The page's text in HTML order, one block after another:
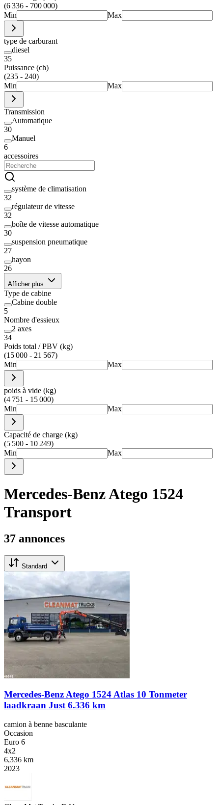
(6 336 - 700 000)
Min
Max
type de carburant
diesel
35
Puissance (ch)
(235 - 240)
Min
Max
Transmission
Automatique
30
Manuel
6
accessoires
système de climatisation
32
régulateur de vitesse
32
boîte de vitesse automatique
30
suspension pneumatique
27
hayon
26
Afficher plus
Type de cabine
Cabine double
5
Nombre d'essieux
2 axes
34
Poids total / PBV (kg)
(15 000 - 21 567)
Min
Max
poids à vide (kg)
(4 751 - 15 000)
Min
Max
Capacité de charge (kg)
(5 500 - 10 249)
Min
Max
Mercedes-Benz Atego 1524
Transport
37 annonces
Standard
Mercedes-Benz Atego 1524 Atlas 10 Tonmeter
laadkraan Just 6.336 km
camion à benne basculante
Occasion
Euro 6
4x2
6,336 km
2023